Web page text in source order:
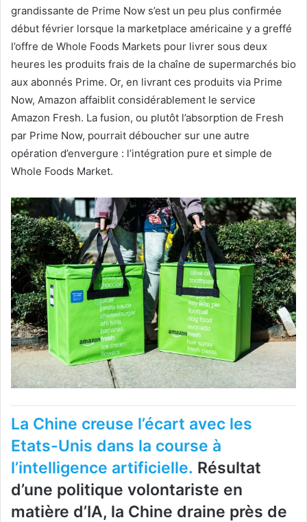
grandissante de Prime Now s’est un peu plus confirmée
début février lorsque la marketplace américaine y a greffé
l’offre de Whole Foods Markets pour livrer sous deux
heures les produits frais de la chaîne de supermarchés bio
aux abonnés Prime. Or, en livrant ces produits via Prime
Now, Amazon affaiblit considérablement le service
Amazon Fresh. La fusion, ou plutôt l’absorption de Fresh
par Prime Now, pourrait déboucher sur une autre
opération d’envergure : l’intégration pure et simple de
Whole Foods Market.
La Chine creuse l’écart avec les
Etats-Unis dans la course à
l’intelligence artificielle. Résultat
d’une politique volontariste en
matière d’IA, la Chine draine près de